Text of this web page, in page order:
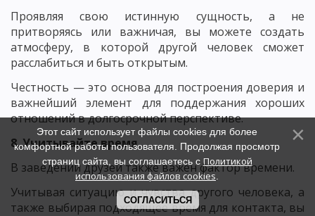
Проявляя свою истинную сущность, а не
притворяясь или важничая, вы можете создать
атмосферу, в которой другой человек сможет
расслабиться и быть открытым.
Честность — это основа для построения доверия и
важнейший элемент для поддержания хороших
отношений в долгосрочной перспективе.
8. Учитывайте время
В заведении друзей также важен фактор времени.
Учитывая ситуацию и чувства другого человека, а
также выбирая подходящее время для контакта, вы
Этот сайт использует файлы cookies для более
комфортной работы пользователя. Продолжая просмотр
страниц сайта, вы соглашаетесь с Политикой
использования файлов cookies
СОГЛАСИТЬСЯ